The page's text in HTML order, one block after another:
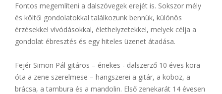
Fontos megemlíteni a dalszövegek erejét is. Sokszor mély
és költői gondolatokkal találkozunk bennük, különös
érzésekkel vívódásokkal, élethelyzetekkel, melyek célja a
gondolat ébresztés és egy hiteles üzenet átadása.
Fejér Simon Pál gitáros – énekes - dalszerző 10 éves kora
óta a zene szerelmese – hangszerei a gitár, a koboz, a
brácsa, a tambura és a mandolin. Első zenekarát 14 évesen